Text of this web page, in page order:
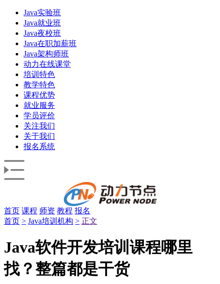
Java实验班
Java就业班
Java夜校班
Java在职加薪班
Java架构师班
动力在线课堂
培训特色
教学特色
课程优势
就业服务
学员评价
关注我们
关于我们
报名系统
首页 课程 师资 教程 报名
首页 > Java培训机构 > 正文
Java软件开发培训课程哪里
找？整篇都是干货